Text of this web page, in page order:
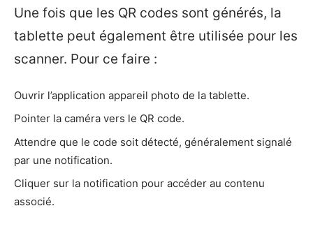
Une fois que les QR codes sont générés, la
tablette peut également être utilisée pour les
scanner. Pour ce faire :
Ouvrir l’application appareil photo de la tablette.
Pointer la caméra vers le QR code.
Attendre que le code soit détecté, généralement signalé
par une notification.
Cliquer sur la notification pour accéder au contenu
associé.